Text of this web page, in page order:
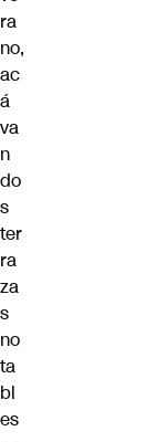
ra
no,
ac
á
va
n
do
s
ter
ra
za
s
no
ta
bl
es